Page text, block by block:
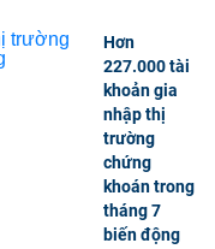
Hơn
227.000 tài
khoản gia
nhập thị
trường
chứng
khoán trong
tháng 7
biến động